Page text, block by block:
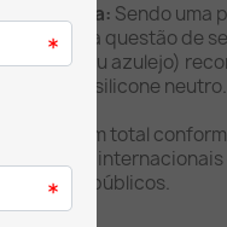
Sendo uma
numa questão de
metal ou azulejo)
forte ou silicone neutro.
Produto em total
e
edifícios públicos.